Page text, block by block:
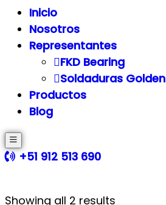
Inicio
Nosotros
Representantes
FKD Bearing
Soldaduras Golden
Productos
Blog
+51 912 513 690
Showing all 2 results